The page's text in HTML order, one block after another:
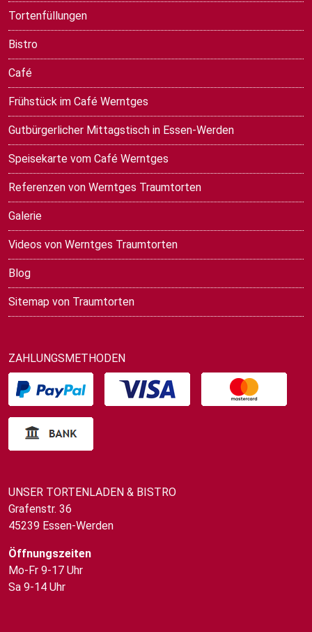
Tortenfüllungen
Bistro
Café
Frühstück im Café Werntges
Gutbürgerlicher Mittagstisch in Essen-Werden
Speisekarte vom Café Werntges
Referenzen von Werntges Traumtorten
Galerie
Videos von Werntges Traumtorten
Blog
Sitemap von Traumtorten
ZAHLUNGSMETHODEN
UNSER TORTENLADEN & BISTRO
Grafenstr. 36
45239 Essen-Werden
Öffnungszeiten
Mo-Fr 9-17 Uhr
Sa 9-14 Uhr